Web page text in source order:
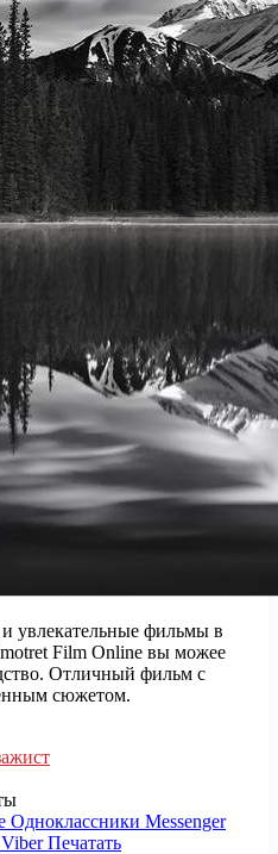
увлекательные фильмы в
Film Online вы можее
Отличный фильм с
сюжетом.
Одноклассники Messenger
Viber Печатать